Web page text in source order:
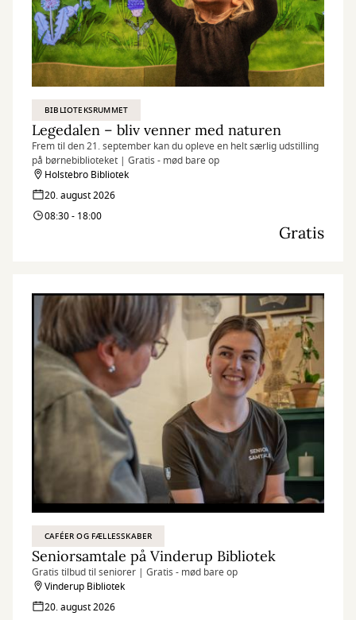
BIBLIOTEKSRUMMET
Legedalen – bliv venner med naturen
Frem til den 21. september kan du opleve en helt særlig udstilling
på børnebiblioteket | Gratis - mød bare op
Holstebro Bibliotek
20. august 2026
08:30 - 18:00
Gratis
CAFÉER OG FÆLLESSKABER
Seniorsamtale på Vinderup Bibliotek
Gratis tilbud til seniorer | Gratis - mød bare op
Vinderup Bibliotek
20. august 2026